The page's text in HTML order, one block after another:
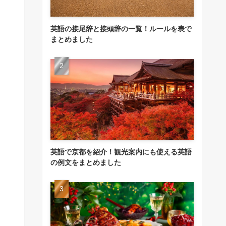
英語の接尾辞と接頭辞の一覧！ルールを表で
まとめました
英語で京都を紹介！観光案内にも使える英語
の例文をまとめました